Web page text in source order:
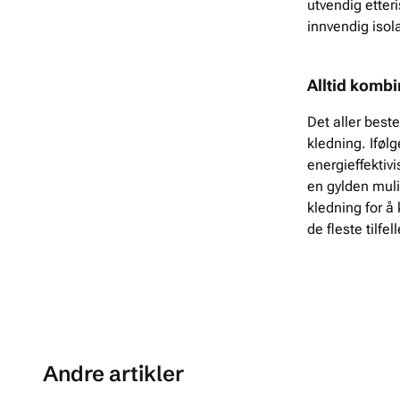
utvendig
innvendig
Alltid
Det aller
kledning.
en gylden
kledning for å
de fleste
Andre artikler